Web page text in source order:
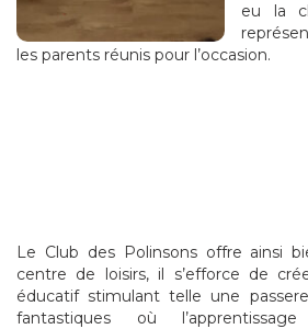
eu la
les parents réunis pour l’occasion.
Le Club des Polinsons offre ainsi
centre de loisirs, il s’efforce de
éducatif stimulant telle une
fantastiques où